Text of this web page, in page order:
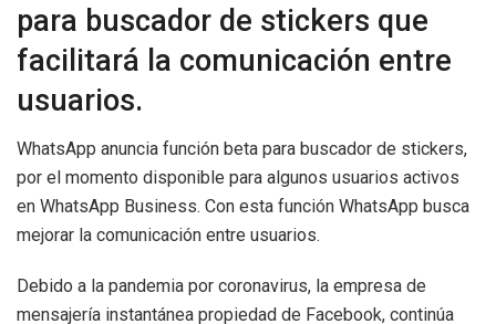
para buscador de stickers que
facilitará la comunicación entre
usuarios.
WhatsApp anuncia función beta para buscador de stickers,
por el momento disponible para algunos usuarios activos
en WhatsApp Business. Con esta función WhatsApp busca
mejorar la comunicación entre usuarios.
Debido a la pandemia por coronavirus, la empresa de
mensajería instantánea propiedad de Facebook, continúa